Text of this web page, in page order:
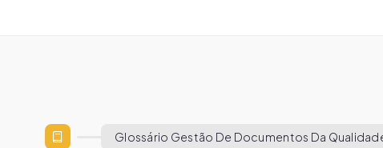
Glossário Gestão De Documentos Da